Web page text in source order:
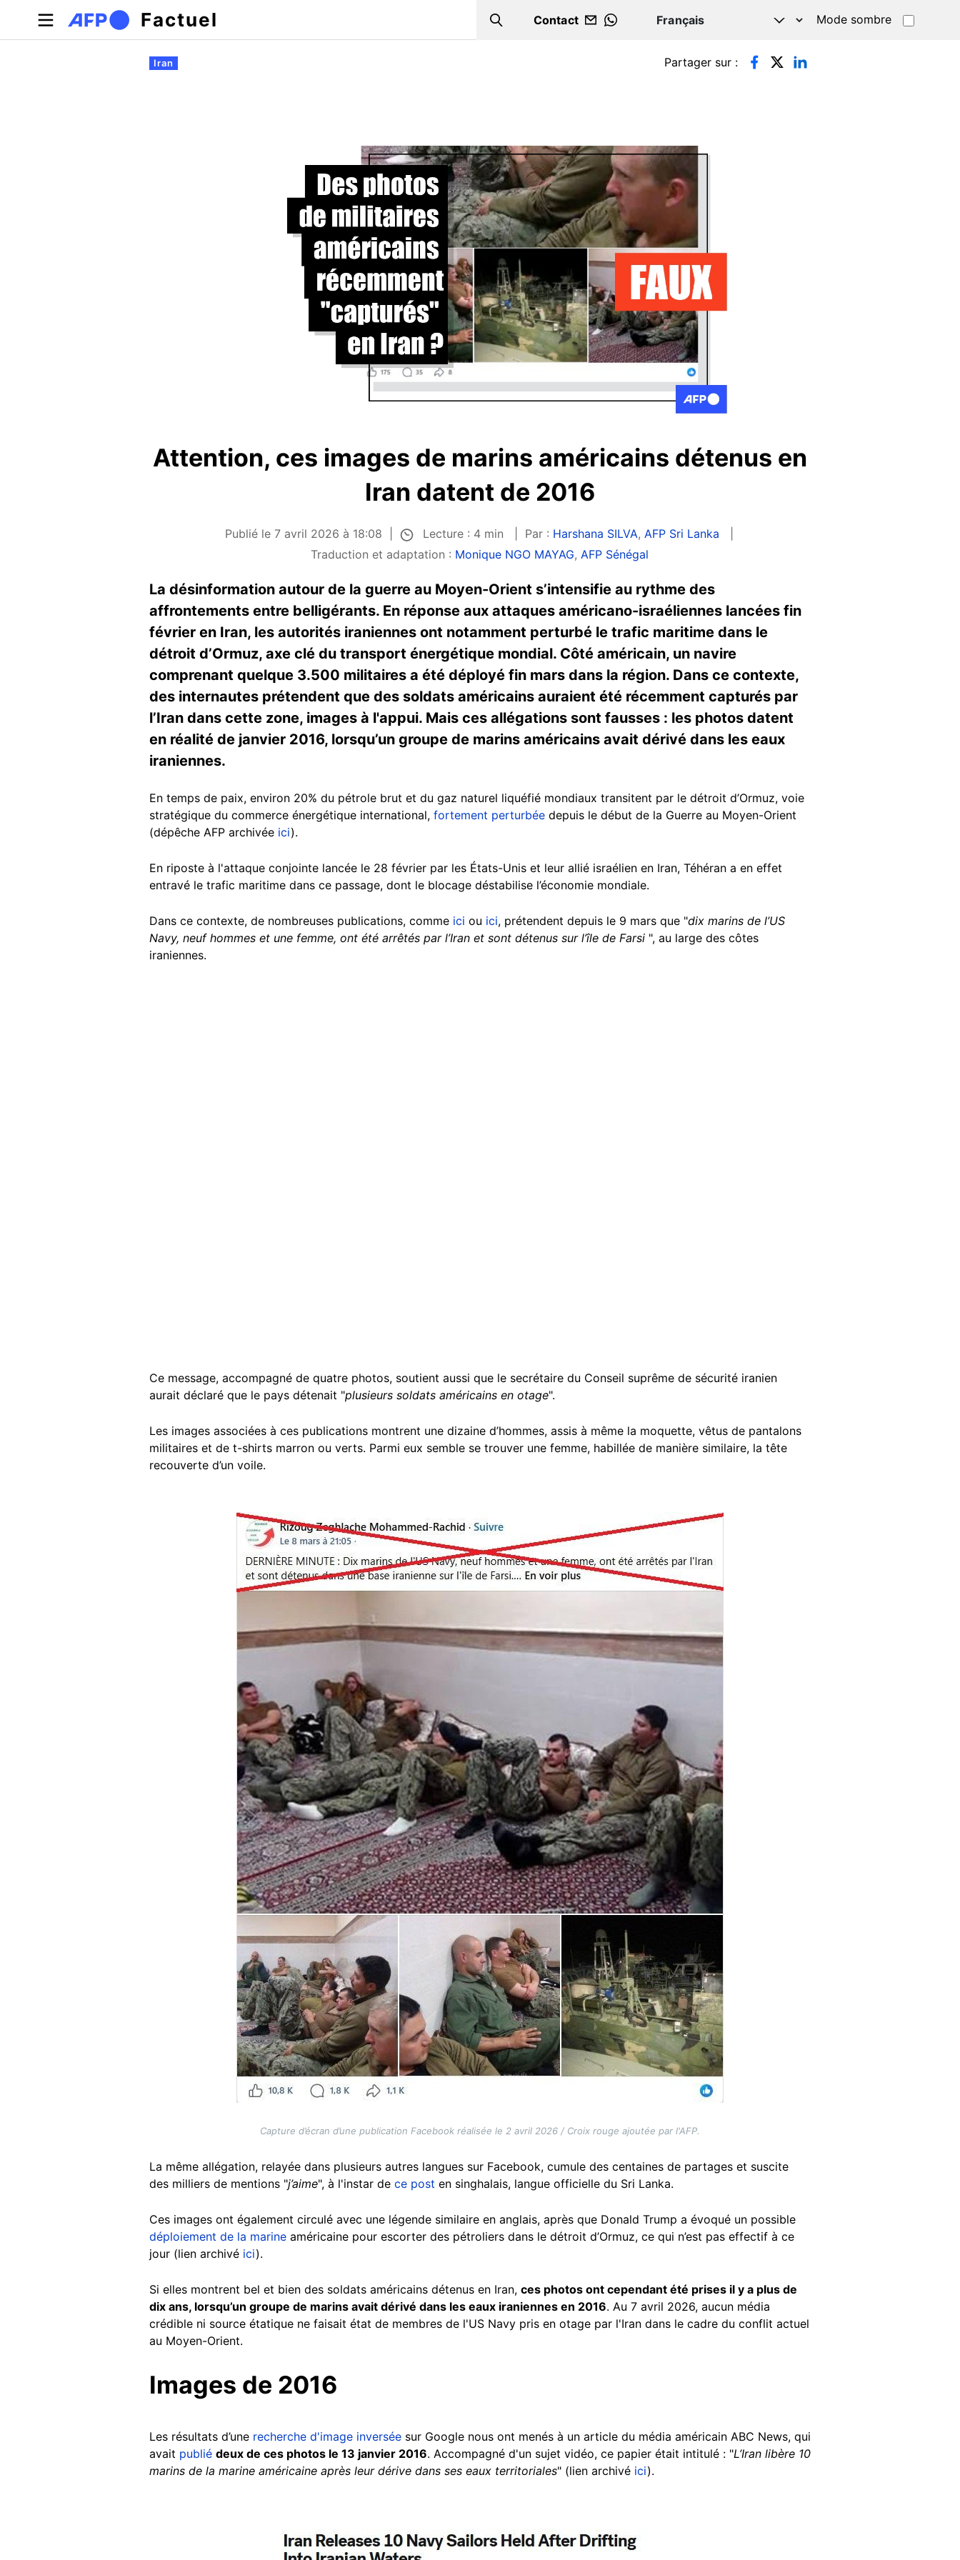
Aller au contenu principal
Factuel Search
Contact
WHATSAPP
Mode sombre
Onglets principaux
Iran Partager sur :
Attention, ces images de marins américains détenus en
Iran datent de 2016
Publié le 7 avril 2026 à 18:08 Lecture : 4 min Par : Harshana SILVA, AFP Sri Lanka
Traduction et adaptation : Monique NGO MAYAG, AFP Sénégal
La désinformation autour de la guerre au Moyen-Orient s’intensifie au rythme des
affrontements entre belligérants. En réponse aux attaques américano-israéliennes lancées fin
février en Iran, les autorités iraniennes ont notamment perturbé le trafic maritime dans le
détroit d’Ormuz, axe clé du transport énergétique mondial. Côté américain, un navire
comprenant quelque 3.500 militaires a été déployé fin mars dans la région. Dans ce contexte,
des internautes prétendent que des soldats américains auraient été récemment capturés par
l’Iran dans cette zone, images à l'appui. Mais ces allégations sont fausses : les photos datent
en réalité de janvier 2016, lorsqu’un groupe de marins américains avait dérivé dans les eaux
iraniennes.
En temps de paix, environ 20% du pétrole brut et du gaz naturel liquéfié mondiaux transitent par le détroit d’Ormuz, voie
stratégique du commerce énergétique international, fortement perturbée depuis le début de la Guerre au Moyen-Orient
(dépêche AFP archivée ici).
En riposte à l'attaque conjointe lancée le 28 février par les États-Unis et leur allié israélien en Iran, Téhéran a en effet
entravé le trafic maritime dans ce passage, dont le blocage déstabilise l’économie mondiale.
Dans ce contexte, de nombreuses publications, comme ici ou ici, prétendent depuis le 9 mars que "dix marins de l’US
Navy, neuf hommes et une femme, ont été arrêtés par l’Iran et sont détenus sur l’île de Farsi ", au large des côtes
iraniennes.
Ce message, accompagné de quatre photos, soutient aussi que le secrétaire du Conseil suprême de sécurité iranien
aurait déclaré que le pays détenait "plusieurs soldats américains en otage".
Les images associées à ces publications montrent une dizaine d’hommes, assis à même la moquette, vêtus de pantalons
militaires et de t-shirts marron ou verts. Parmi eux semble se trouver une femme, habillée de manière similaire, la tête
recouverte d’un voile.
Capture d’écran d’une publication Facebook réalisée le 2 avril 2026 / Croix rouge ajoutée par l'AFP.
La même allégation, relayée dans plusieurs autres langues sur Facebook, cumule des centaines de partages et suscite
des milliers de mentions "j’aime", à l'instar de ce post en singhalais, langue officielle du Sri Lanka.
Ces images ont également circulé avec une légende similaire en anglais, après que Donald Trump a évoqué un possible
déploiement de la marine américaine pour escorter des pétroliers dans le détroit d’Ormuz, ce qui n’est pas effectif à ce
jour (lien archivé ici).
Si elles montrent bel et bien des soldats américains détenus en Iran, ces photos ont cependant été prises il y a plus de
dix ans, lorsqu’un groupe de marins avait dérivé dans les eaux iraniennes en 2016. Au 7 avril 2026, aucun média
crédible ni source étatique ne faisait état de membres de l'US Navy pris en otage par l'Iran dans le cadre du conflit actuel
au Moyen-Orient.
Images de 2016
Les résultats d’une recherche d'image inversée sur Google nous ont menés à un article du média américain ABC News, qui
avait publié deux de ces photos le 13 janvier 2016. Accompagné d'un sujet vidéo, ce papier était intitulé : "L’Iran libère 10
marins de la marine américaine après leur dérive dans ses eaux territoriales" (lien archivé ici).